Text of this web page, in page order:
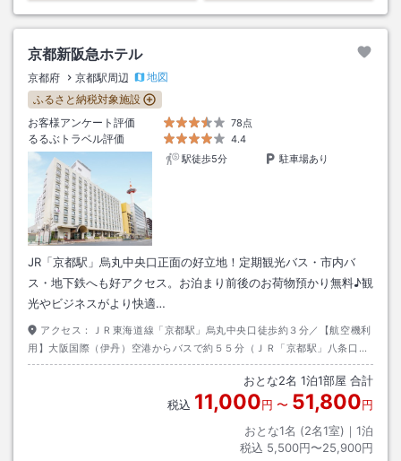
京都新阪急ホテル
京都府 京都駅周辺
地図
ふるさと納税対象施設
お客様アンケート評価
78点
るるぶトラベル評価
4.4
駅徒歩5分
駐車場あり
JR「京都駅」烏丸中央口正面の好立地！定期観光バス・市内バ
ス・地下鉄へも好アクセス。お泊まり前後のお荷物預かり無料♪観
光やビジネスがより快適…
アクセス：
ＪＲ東海道線「京都駅」烏丸中央口徒歩約３分／【航空機利
用】大阪国際（伊丹）空港からバスで約５５分（ＪＲ「京都駅」八条口発
着）
おとな2名 1泊1部屋 合計
税込 11,000円 〜 51,800円
おとな1名 (2名1室)｜ 1泊
税込 5,500円〜25,900円